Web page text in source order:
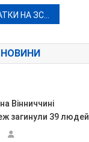
ПІД МІСЬКРАДОЮ ВІННИЦІ
НОВИНИ
Вінниччині
загинули 39 людей